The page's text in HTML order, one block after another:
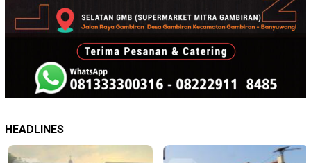
HEADLINES